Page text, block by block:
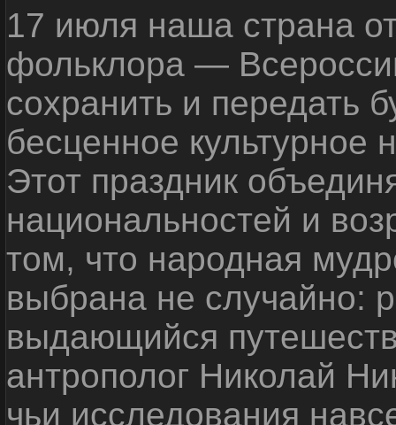
17 июля наша страна
фольклора —
сохранить и передать
бесценное культурное
Этот праздник
национальностей и
том, что народная
выбрана не случайно:
выдающийся
антрополог Николай
чьи исследования